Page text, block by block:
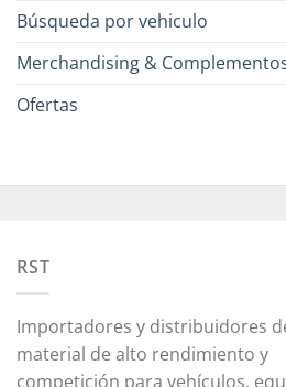
Búsqueda por vehiculo
Merchandising &
Ofertas
RST
Importadores y distribuidores
material de alto rendimiento y
competición para vehículos,